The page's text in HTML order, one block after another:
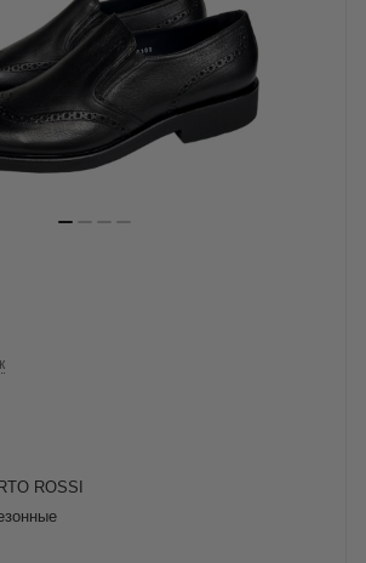
ROSSI